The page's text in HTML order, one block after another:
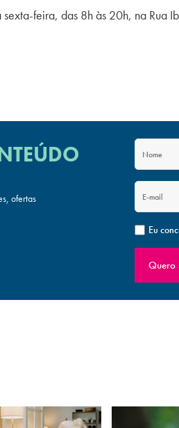
feira, das 8h às 20h, na Rua
ofertas
Eu
Quero